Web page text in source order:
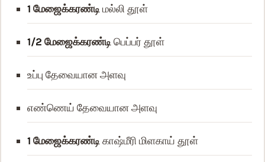
1 மேஜைக்கரண்டிமல்லி தூள்
1/2 மேஜைக்கரண்டிபெப்பர் தூள்
உப்பு தேவையான அளவு
எண்ணெய் தேவையான அளவு
1 மேஜைக்கரண்டிகாஷ்மீரி மிளகாய் தூள்